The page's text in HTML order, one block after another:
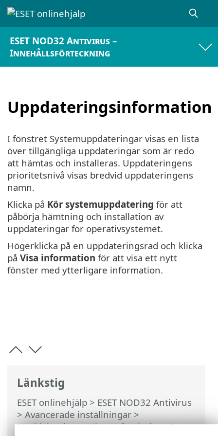
ESET NOD32 Antivirus –
Innehållsförteckning
Uppdateringsinformation
Länkstig
ESET onlinehjälp > ESET NOD32 Antivirus
> Avancerade inställningar>
Meddelanden>Microsoft Windows®-
I fönstret Systemuppdateringar visas en lista
över tillgängliga uppdateringar som är redo
att hämtas och installeras. Uppdateringens
prioritetsnivå visas bredvid uppdateringens
namn.
Klicka på Kör systemuppdatering för att
påbörja hämtning och installation av
uppdateringar för operativsystemet.
Högerklicka på en uppdateringsrad och klicka
på Visa information för att visa ett nytt
fönster med ytterligare information.